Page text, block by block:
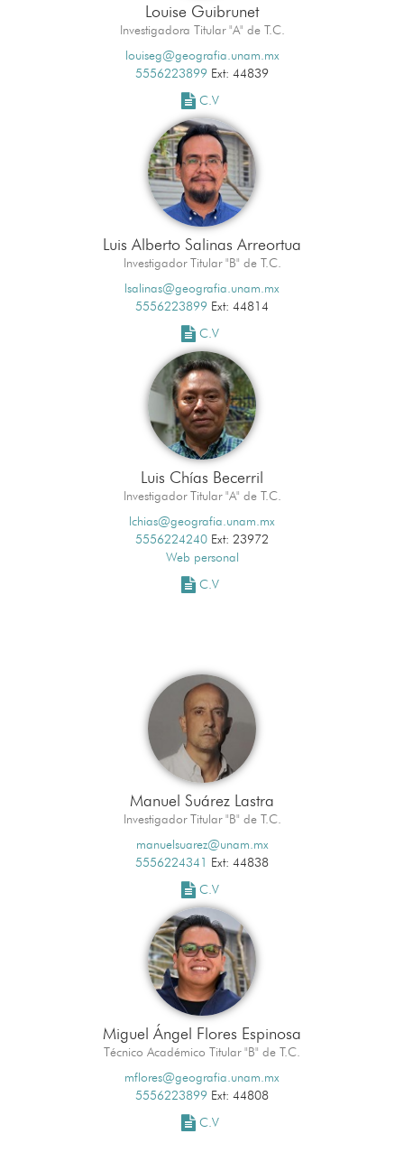
Louise Guibrunet
Investigadora Titular "A" de T.C.
louiseg@geografia.unam.mx
5556223899 Ext: 44839
C.V
Luis Alberto Salinas Arreortua
Investigador Titular "B" de T.C.
lsalinas@geografia.unam.mx
5556223899 Ext: 44814
C.V
Luis Chías Becerril
Investigador Titular "A" de T.C.
lchias@geografia.unam.mx
5556224240 Ext: 23972
Web personal
C.V
Manuel Suárez Lastra
Investigador Titular "B" de T.C.
manuelsuarez@unam.mx
5556224341 Ext: 44838
C.V
Miguel Ángel Flores Espinosa
Técnico Académico Titular "B" de T.C.
mflores@geografia.unam.mx
5556223899 Ext: 44808
C.V